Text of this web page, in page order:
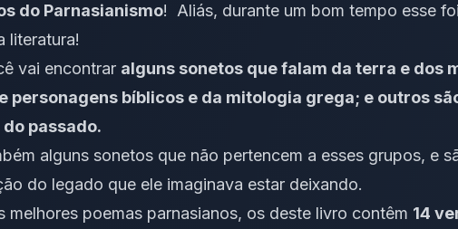
do Parnasianismo! Aliás, durante um bom tempo esse
literatura!
vai encontrar alguns sonetos que falam da terra e dos
personagens bíblicos e da mitologia grega; e outros
passado.
alguns sonetos que não pertencem a esses grupos, e
do legado que ele imaginava estar deixando.
melhores poemas parnasianos, os deste livro contêm 14